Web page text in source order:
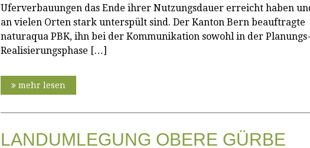
Uferverbauungen das Ende ihrer Nutzungsdauer erreicht haben
an vielen Orten stark unterspült sind. Der Kanton Bern beauftragte
naturaqua PBK, ihn bei der Kommunikation sowohl in der
Realisierungsphase […]
mehr lesen
LANDUMLEGUNG OBERE GÜRBE